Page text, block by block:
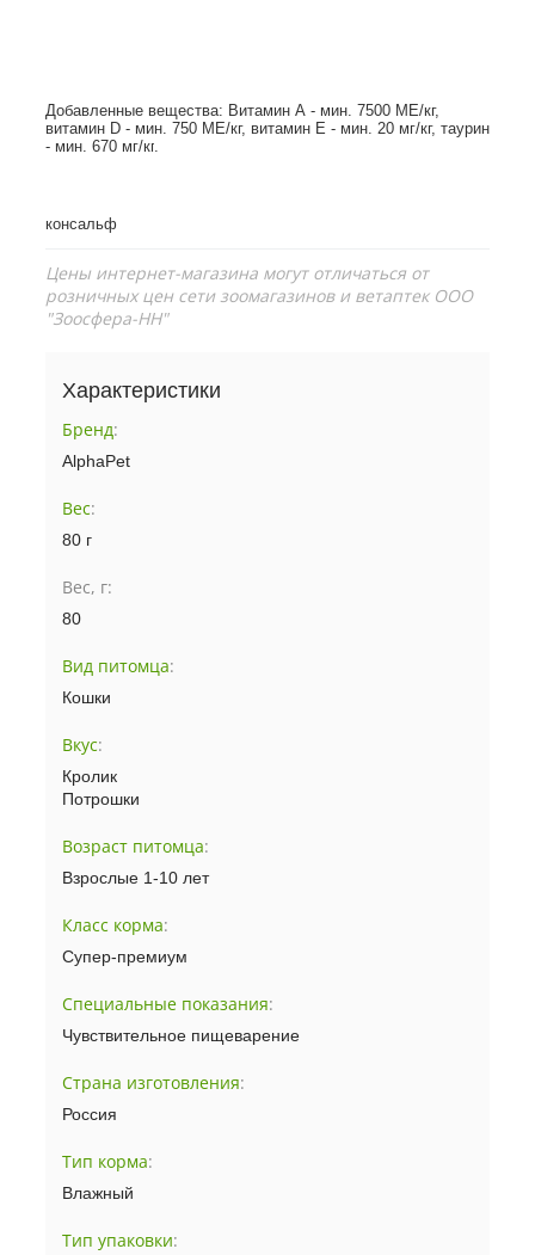
Добавленные вещества: Витамин А - мин. 7500 МЕ/кг,
витамин D - мин. 750 МЕ/кг, витамин Е - мин. 20 мг/кг, таурин
- мин. 670 мг/кг
консальф
Цены интернет-магазина могут отличаться от
розничных цен сети зоомагазинов и ветаптек ООО
"Зоосфера-НН"
Характеристики
Бренд:
AlphaPet
Вес:
80 г
Вес, г:
80
Вид питомца:
Кошки
Вкус:
Кролик
Потрошки
Возраст питомца:
Взрослые 1-10 лет
Класс корма:
Супер-премиум
Специальные показания:
Чувствительное пищеварение
Страна изготовления:
Россия
Тип корма:
Влажный
Тип упаковки: